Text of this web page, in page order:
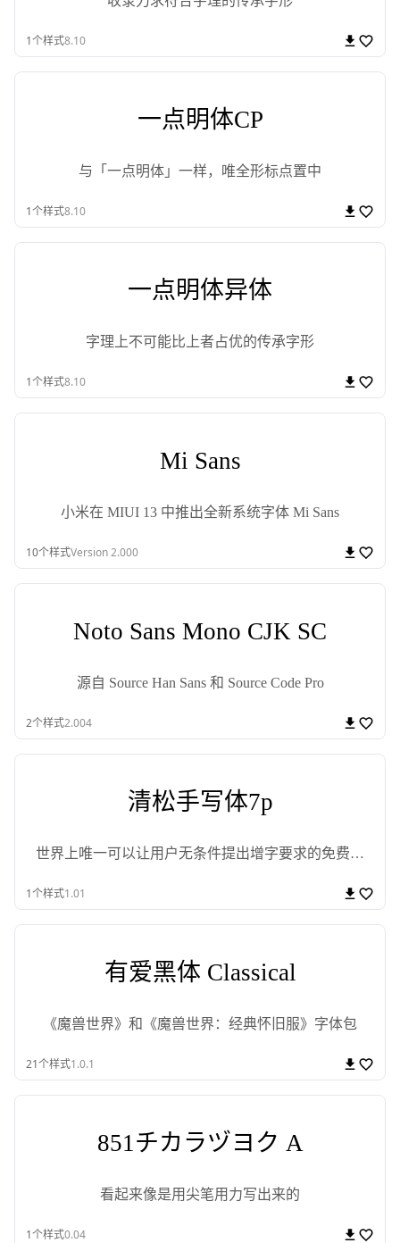
1个样式8.10
一点明体CP
与「一点明体」一样，唯全形标点置中
1个样式8.10
一点明体异体
字理上不可能比上者占优的传承字形
1个样式8.10
Mi Sans
小米在 MIUI 13 中推出全新系统字体 Mi Sans
10个样式Version 2.000
Noto Sans Mono CJK SC
源自 Source Han Sans 和 Source Code Pro
2个样式2.004
清松手写体7p
世界上唯一可以让用户无条件提出增字要求的免费字
1个样式1.01
有爱黑体 Classical
《魔兽世界》和《魔兽世界：经典怀旧服》字体包
21个样式1.0.1
851チカラヅヨク A
看起来像是用尖笔用力写出来的
1个样式0.04